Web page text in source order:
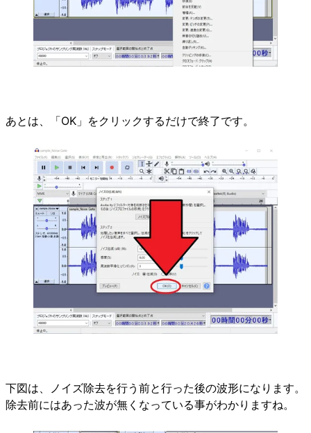
あとは、「OK」をクリックするだけで終了です。
下図は、ノイズ除去を行う前と行った後の波形になります。
除去前にはあった波が無くなっている事がわかりますね。